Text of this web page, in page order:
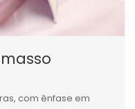
com ênfase em